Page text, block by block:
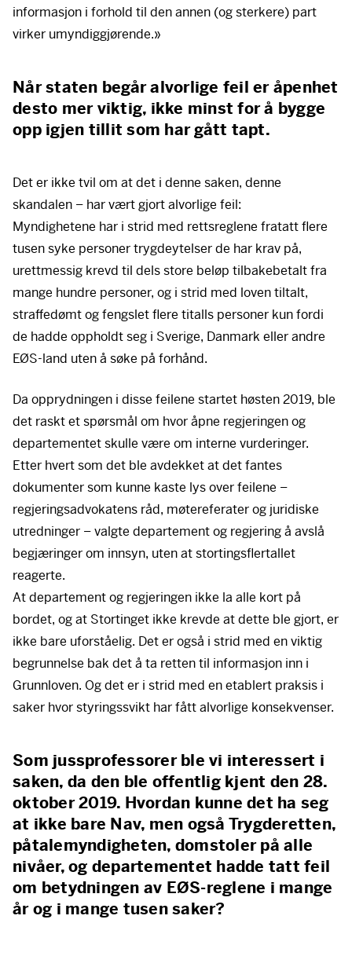
informasjon i forhold til den annen (og sterkere) part
virker umyndiggjørende.»
Når staten begår alvorlige feil er åpenhet
desto mer viktig, ikke minst for å bygge
opp igjen tillit som har gått tapt.
Det er ikke tvil om at det i denne saken, denne
skandalen – har vært gjort alvorlige feil:
Myndighetene har i strid med rettsreglene fratatt flere
tusen syke personer trygdeytelser de har krav på,
urettmessig krevd til dels store beløp tilbakebetalt fra
mange hundre personer, og i strid med loven tiltalt,
straffedømt og fengslet flere titalls personer kun fordi
de hadde oppholdt seg i Sverige, Danmark eller andre
EØS-land uten å søke på forhånd.
Da opprydningen i disse feilene startet høsten 2019, ble
det raskt et spørsmål om hvor åpne regjeringen og
departementet skulle være om interne vurderinger.
Etter hvert som det ble avdekket at det fantes
dokumenter som kunne kaste lys over feilene –
regjeringsadvokatens råd, møtereferater og juridiske
utredninger – valgte departement og regjering å avslå
begjæringer om innsyn, uten at stortingsflertallet
reagerte.
At departement og regjeringen ikke la alle kort på
bordet, og at Stortinget ikke krevde at dette ble gjort, er
ikke bare uforståelig. Det er også i strid med en viktig
begrunnelse bak det å ta retten til informasjon inn i
Grunnloven. Og det er i strid med en etablert praksis i
saker hvor styringssvikt har fått alvorlige konsekvenser.
Som jussprofessorer ble vi interessert i
saken, da den ble offentlig kjent den 28.
oktober 2019. Hvordan kunne det ha seg
at ikke bare Nav, men også Trygderetten,
påtalemyndigheten, domstoler på alle
nivåer, og departementet hadde tatt feil
om betydningen av EØS-reglene i mange
år og i mange tusen saker?